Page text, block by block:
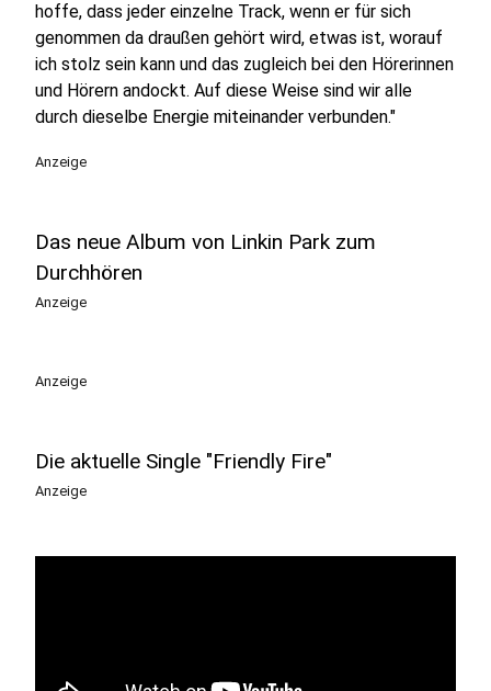
hoffe, dass jeder einzelne Track, wenn er für sich
genommen da draußen gehört wird, etwas ist, worauf
ich stolz sein kann und das zugleich bei den Hörerinnen
und Hörern andockt. Auf diese Weise sind wir alle
durch dieselbe Energie miteinander verbunden."
Anzeige
Das neue Album von Linkin Park zum
Durchhören
Anzeige
Anzeige
Die aktuelle Single "Friendly Fire"
Anzeige